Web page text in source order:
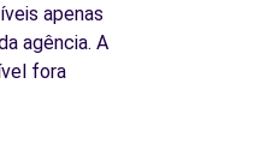
apenas
agência. A
fora